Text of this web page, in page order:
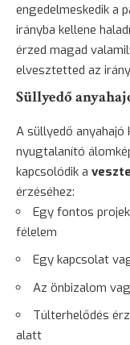
engedelmeskedik a
irányba kellene
érzed magad
elvesztetted az
Süllyedő
A süllyedő anyahajó
nyugtalanító
kapcsolódik a
érzéséhez:
Egy fontos
félelem
Egy kapcsolat
Az önbizalom
Túlterhelődés
alatt